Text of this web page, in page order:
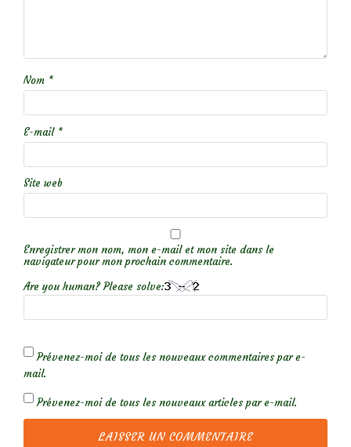
Nom *
E-mail *
Site web
Enregistrer mon nom, mon e-mail et mon site dans le
navigateur pour mon prochain commentaire.
Are you human? Please solve:
Prévenez-moi de tous les nouveaux commentaires par e-
mail.
Prévenez-moi de tous les nouveaux articles par e-mail.